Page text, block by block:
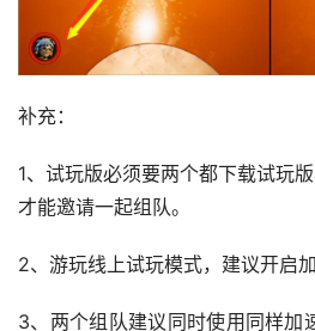
补充：
1、试玩版必须要两个都下载试玩
才能邀请一起组队。
2、游玩线上试玩模式，建议开启加
3、两个组队建议同时使用同样加